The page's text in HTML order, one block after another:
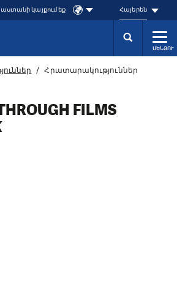
կայքում եք Հայերեն
ՄԵՆՅՈՒ
Հրատարակություններ
FILMS